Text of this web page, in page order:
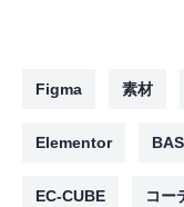
Figma 素材
Elementor
EC-CUBE コー